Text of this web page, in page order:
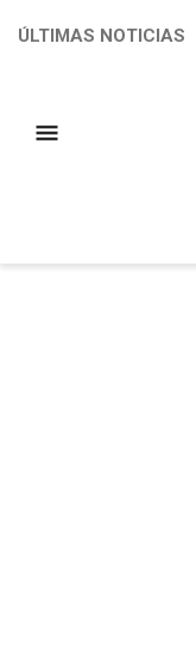
ÚLTIMAS NOTICIAS